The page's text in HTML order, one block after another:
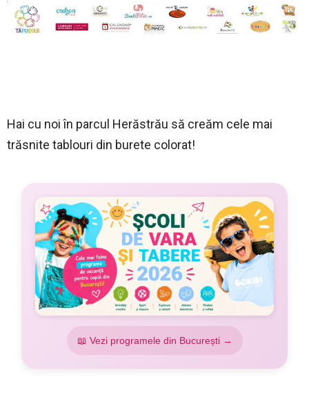
Hai cu noi în parcul Herăstrău să creăm cele mai
trăsnite tablouri din burete colorat!
📖 Vezi programele din București →